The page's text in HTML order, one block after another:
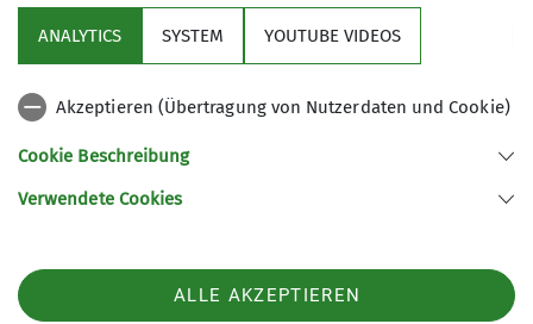
DAV
Sektion Koblenz des Deutschen Alpenvereins e.V.
Telefon +4926179452
ANALYTICS SYSTEM YOUTUBE VIDEOS
Akzeptieren (Übertragung von Nutzerdaten und Cookie)
Cookie Beschreibung
Verwendete Cookies
ALLE AKZEPTIEREN